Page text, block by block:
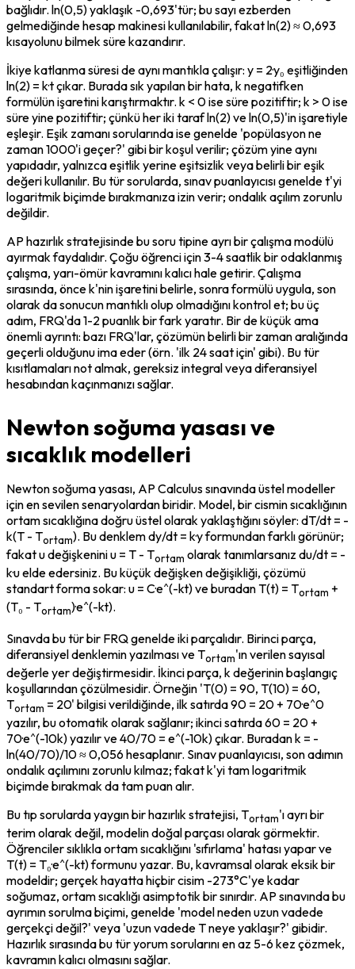
bağlıdır. ln(0,5) yaklaşık -0,693'tür; bu sayı ezberden
gelmediğinde hesap makinesi kullanılabilir, fakat ln(2) ≈ 0,693
kısayolunu bilmek süre kazandırır.
İkiye katlanma süresi de aynı mantıkla çalışır: y = 2·y₀ eşitliğinden
ln(2) = k·t çıkar. Burada sık yapılan bir hata, k negatifken
formülün işaretini karıştırmaktır. k < 0 ise süre pozitiftir; k > 0 ise
süre yine pozitiftir; çünkü her iki taraf ln(2) ve ln(0,5)'in işaretiyle
eşleşir. Eşik zamanı sorularında ise genelde 'popülasyon ne
zaman 1000'i geçer?' gibi bir koşul verilir; çözüm yine aynı
yapıdadır, yalnızca eşitlik yerine eşitsizlik veya belirli bir eşik
değeri kullanılır. Bu tür sorularda, sınav puanlayıcısı genelde t'yi
logaritmik biçimde bırakmanıza izin verir; ondalık açılım zorunlu
değildir.
AP hazırlık stratejisinde bu soru tipine ayrı bir çalışma modülü
ayırmak faydalıdır. Çoğu öğrenci için 3-4 saatlik bir odaklanmış
çalışma, yarı-ömür kavramını kalıcı hale getirir. Çalışma
sırasında, önce k'nin işaretini belirle, sonra formülü uygula, son
olarak da sonucun mantıklı olup olmadığını kontrol et; bu üç
adım, FRQ'da 1-2 puanlık bir fark yaratır. Bir de küçük ama
önemli ayrıntı: bazı FRQ'lar, çözümün belirli bir zaman aralığında
geçerli olduğunu ima eder (örn. 'ilk 24 saat için' gibi). Bu tür
kısıtlamaları not almak, gereksiz integral veya diferansiyel
hesabından kaçınmanızı sağlar.
Newton soğuma yasası ve
sıcaklık modelleri
Newton soğuma yasası, AP Calculus sınavında üstel modeller
için en sevilen senaryolardan biridir. Model, bir cismin sıcaklığının
ortam sıcaklığına doğru üstel olarak yaklaştığını söyler: dT/dt = -
k(T - Tortam). Bu denklem dy/dt = k·y formundan farklı görünür;
fakat u değişkenini u = T - Tortam olarak tanımlarsanız du/dt = -
k·u elde edersiniz. Bu küçük değişken değişikliği, çözümü
standart forma sokar: u = C·e^(-kt) ve buradan T(t) = Tortam +
(T₀ - Tortam)·e^(-kt).
Sınavda bu tür bir FRQ genelde iki parçalıdır. Birinci parça,
diferansiyel denklemin yazılması ve Tortam'ın verilen sayısal
değerle yer değiştirmesidir. İkinci parça, k değerinin başlangıç
koşullarından çözülmesidir. Örneğin 'T(0) = 90, T(10) = 60,
Tortam = 20' bilgisi verildiğinde, ilk satırda 90 = 20 + 70·e^0
yazılır, bu otomatik olarak sağlanır; ikinci satırda 60 = 20 +
70·e^(-10k) yazılır ve 40/70 = e^(-10k) çıkar. Buradan k = -
ln(40/70)/10 ≈ 0,056 hesaplanır. Sınav puanlayıcısı, son adımın
ondalık açılımını zorunlu kılmaz; fakat k'yi tam logaritmik
biçimde bırakmak da tam puan alır.
Bu tıp sorularda yaygın bir hazırlık stratejisi, Tortam'ı ayrı bir
terim olarak değil, modelin doğal parçası olarak görmektir.
Öğrenciler sıklıkla ortam sıcaklığını 'sıfırlama' hatası yapar ve
T(t) = T₀·e^(-kt) formunu yazar. Bu, kavramsal olarak eksik bir
modeldir; gerçek hayatta hiçbir cisim -273°C'ye kadar
soğumaz, ortam sıcaklığı asimptotik bir sınırdır. AP sınavında bu
ayrımın sorulma biçimi, genelde 'model neden uzun vadede
gerçekçi değil?' veya 'uzun vadede T neye yaklaşır?' gibidir.
Hazırlık sırasında bu tür yorum sorularını en az 5-6 kez çözmek,
kavramın kalıcı olmasını sağlar.